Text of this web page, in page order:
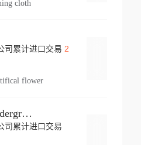
cloth
司累计进口交易 2
flower
Knapheide Kc Underground
司累计进口交易